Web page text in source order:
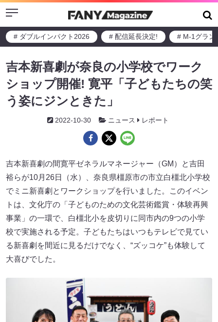
Menu
# ダブルインパクト2026 # 配信延長決定! # M-1グラン
吉本新喜劇が奈良の小学校でワーク
ショップ開催! 寛平「子どもたちの笑
う姿にジンときた」
2022-10-30 ニュース レポート
吉本新喜劇の間寛平ゼネラルマネージャー（GM）と吉田
裕らが10月26日（水）、奈良県橿原市の市立白橿北小学校
でミニ新喜劇とワークショップを行いました。このイベン
トは、文化庁の「子どものための文化芸術鑑賞・体験再興
事業」の一環で、白橿北小を皮切りに同市内の9つの小学
校で実施される予定。子どもたちはいつもテレビで見てい
る新喜劇を間近に見るだけでなく、“ズッコケ”も体験して
大喜びでした。